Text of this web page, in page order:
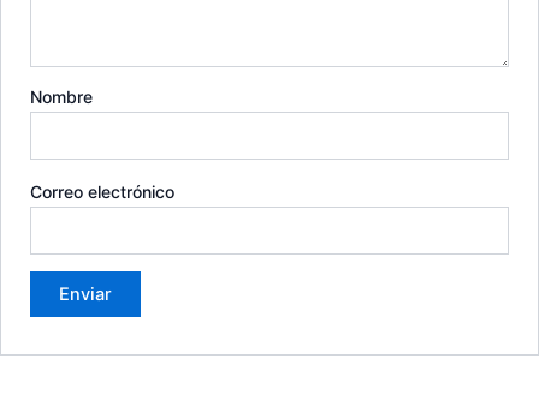
Nombre
Correo electrónico